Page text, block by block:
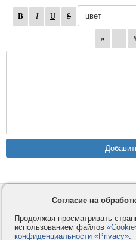
Контакты
Услуги
Согласие на
Продолжая просматривать
использованием файлов
конфиденциальности «Privacy».